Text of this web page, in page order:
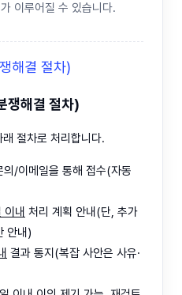
이루어질 수 있습니다.
해결 절차)
쟁해결 절차)
절차로 처리합니다.
/이메일을 통해 접수(자동
이내 처리 계획 안내(단, 추가
안내)
결과 통지(복잡 사안은 사유·